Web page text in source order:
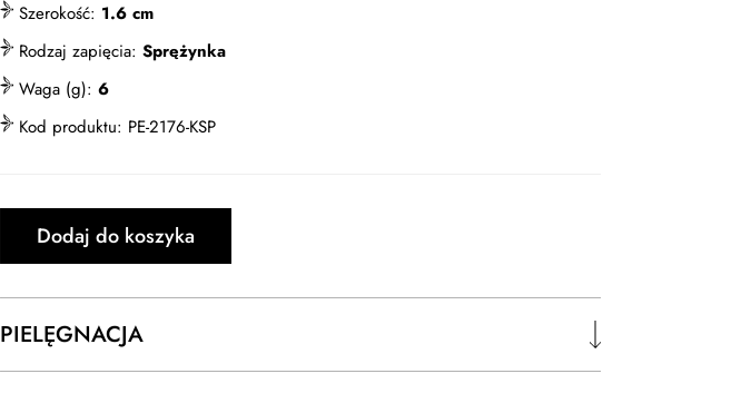
Szerokość: 1.6 cm
Rodzaj zapięcia: Sprężynka
Waga (g): 6
Kod produktu: PE-2176-KSP
Dodaj do koszyka
PIELĘGNACJA